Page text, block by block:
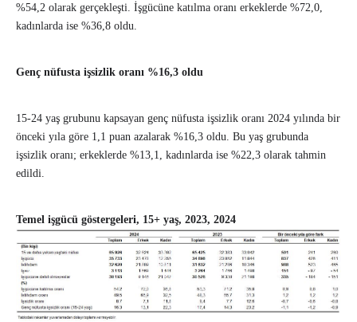
%54,2 olarak gerçekleşti. İşgücüne katılma oranı erkeklerde %72,0,
kadınlarda ise %36,8 oldu.
Genç nüfusta işsizlik oranı %16,3 oldu
15-24 yaş grubunu kapsayan genç nüfusta işsizlik oranı 2024 yılında bir
önceki yıla göre 1,1 puan azalarak %16,3 oldu. Bu yaş grubunda
işsizlik oranı; erkeklerde %13,1, kadınlarda ise %22,3 olarak tahmin
edildi.
Temel işgücü göstergeleri, 15+ yaş, 2023, 2024